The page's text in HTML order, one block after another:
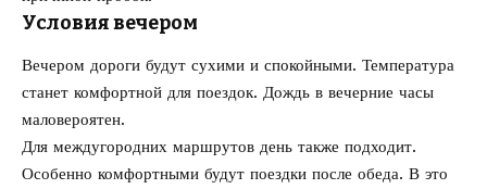
Условия вечером
Вечером дороги будут сухими и спокойными. Температура
станет комфортной для поездок. Дождь в вечерние часы
маловероятен.
Для междугородних маршрутов день также подходит.
Особенно комфортными будут поездки после обеда. В это